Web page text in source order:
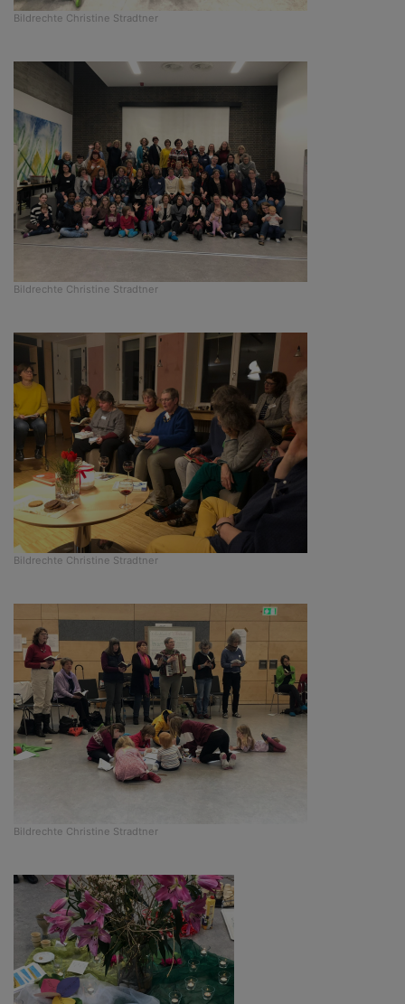
Bildrechte Christine Stradtner
Bildrechte Christine Stradtner
Bildrechte Christine Stradtner
Bildrechte Christine Stradtner